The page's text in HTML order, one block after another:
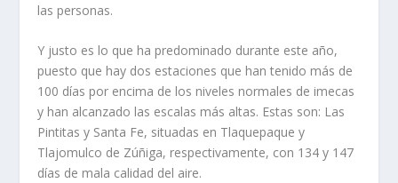
las personas.
Y justo es lo que ha predominado durante este año,
puesto que hay dos estaciones que han tenido más de
100 días por encima de los niveles normales de imecas
y han alcanzado las escalas más altas. Estas son: Las
Pintitas y Santa Fe, situadas en Tlaquepaque y
Tlajomulco de Zúñiga, respectivamente, con 134 y 147
días de mala calidad del aire.